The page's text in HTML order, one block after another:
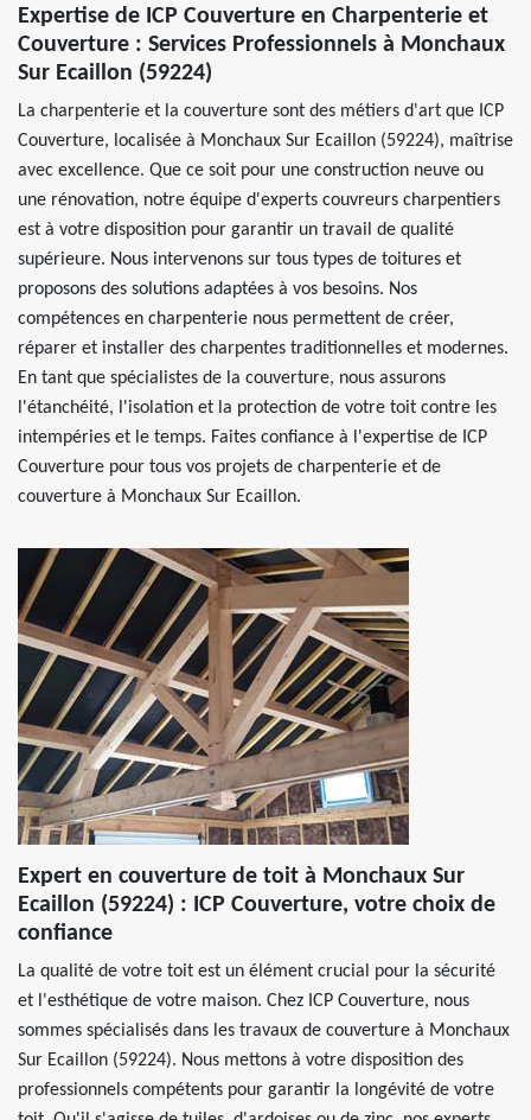
Expertise de ICP Couverture en Charpenterie et
Couverture : Services Professionnels à Monchaux
Sur Ecaillon (59224)
La charpenterie et la couverture sont des métiers d'art que ICP
Couverture, localisée à Monchaux Sur Ecaillon (59224), maîtrise
avec excellence. Que ce soit pour une construction neuve ou
une rénovation, notre équipe d'experts couvreurs charpentiers
est à votre disposition pour garantir un travail de qualité
supérieure. Nous intervenons sur tous types de toitures et
proposons des solutions adaptées à vos besoins. Nos
compétences en charpenterie nous permettent de créer,
réparer et installer des charpentes traditionnelles et modernes.
En tant que spécialistes de la couverture, nous assurons
l'étanchéité, l'isolation et la protection de votre toit contre les
intempéries et le temps. Faites confiance à l'expertise de ICP
Couverture pour tous vos projets de charpenterie et de
couverture à Monchaux Sur Ecaillon.
Expert en couverture de toit à Monchaux Sur
Ecaillon (59224) : ICP Couverture, votre choix de
confiance
La qualité de votre toit est un élément crucial pour la sécurité
et l'esthétique de votre maison. Chez ICP Couverture, nous
sommes spécialisés dans les travaux de couverture à Monchaux
Sur Ecaillon (59224). Nous mettons à votre disposition des
professionnels compétents pour garantir la longévité de votre